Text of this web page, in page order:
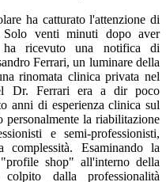
ha catturato l'attenzione di
venti minuti dopo aver
ha ricevuto una notifica di
Ferrari, un luminare della
rinomata clinica privata nel
Dr. Ferrari era a dir poco
anni di esperienza clinica sul
personalmente la riabilitazione
e semi-professionisti,
Esaminando la
shop" all'interno della
dalla professionalità